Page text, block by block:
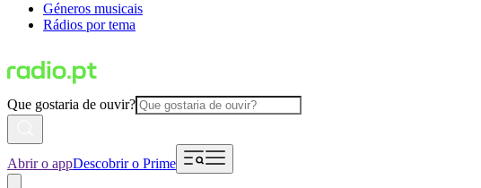
Géneros musicais
Rádios por tema
Que gostaria de ouvir?
Abrir o appDescobrir o Prime